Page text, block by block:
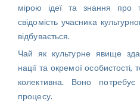
мірою ідеї та знання
свідомість учасника
відбувається.
Чай як культурне явище
нації та окремої
колективна. Воно
процесу.